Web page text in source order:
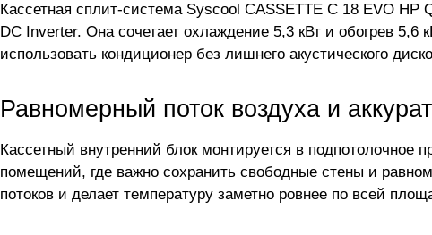
Кассетная сплит-система Syscool CASSETTE C 18 EVO
DC Inverter. Она сочетает охлаждение 5,3 кВт и обогрев 5,6
использовать кондиционер без лишнего акустического
Равномерный поток воздуха и
Кассетный внутренний блок монтируется в подпотолочное
помещений, где важно сохранить свободные стены и
потоков и делает температуру заметно ровнее по всей